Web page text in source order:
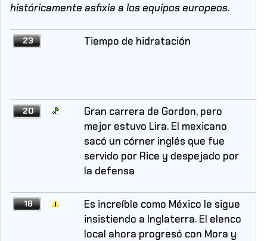
históricamente asfixia a los equipos europeos.
23 Tiempo de hidratación
20
Gran carrera de Gordon, pero
mejor estuvo Lira. El mexicano
sacó un córner inglés que fue
servido por Rice y despejado por
la defensa
18
Es increíble como México le sigue
insistiendo a Inglaterra. El elenco
local ahora progresó con Mora y